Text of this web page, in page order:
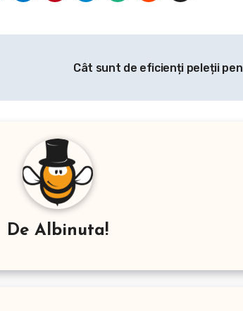
Cât sunt de eficienți peleții
De Albinuta!